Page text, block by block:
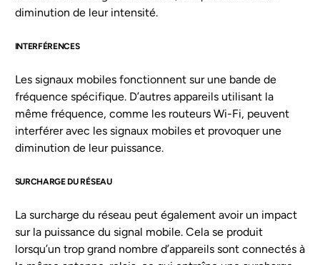
diminution de leur intensité.
INTERFÉRENCES
Les signaux mobiles fonctionnent sur une bande de
fréquence spécifique. D’autres appareils utilisant la
même fréquence, comme les routeurs Wi-Fi, peuvent
interférer avec les signaux mobiles et provoquer une
diminution de leur puissance.
SURCHARGE DU RÉSEAU
La surcharge du réseau peut également avoir un impact
sur la puissance du signal mobile. Cela se produit
lorsqu’un trop grand nombre d’appareils sont connectés à